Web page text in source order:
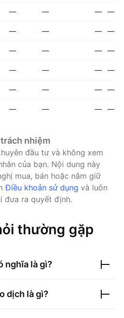
— — — —
— — — —
— — — —
— — — —
— — — —
— — — —
nhiệm
đầu tư và không xem
của bạn. Nội dung này
mua, bán hoặc nắm giữ
Điều khoản sử dụng và luôn
đưa ra quyết định.
thường gặp
nghĩa là gì?
dịch là gì?